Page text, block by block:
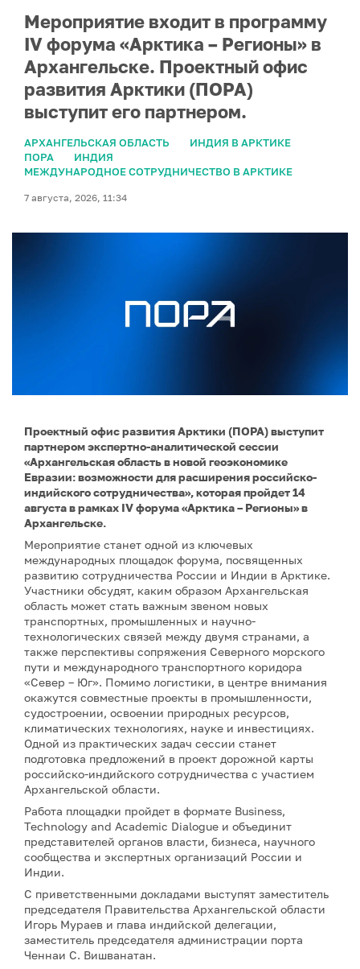
Мероприятие входит в программу
IV форума «Арктика – Регионы» в
Архангельске. Проектный офис
развития Арктики (ПОРА)
выступит его партнером.
АРХАНГЕЛЬСКАЯ ОБЛАСТЬ
ИНДИЯ В АРКТИКЕ
ПОРА
ИНДИЯ
МЕЖДУНАРОДНОЕ СОТРУДНИЧЕСТВО В АРКТИКЕ
7 августа, 2026, 11:34
Проектный офис развития Арктики (ПОРА) выступит
партнером экспертно-аналитической сессии
«Архангельская область в новой геоэкономике
Евразии: возможности для расширения российско-
индийского сотрудничества», которая пройдет 14
августа в рамках IV форума «Арктика – Регионы» в
Архангельске.
Мероприятие станет одной из ключевых
международных площадок форума, посвященных
развитию сотрудничества России и Индии в Арктике.
Участники обсудят, каким образом Архангельская
область может стать важным звеном новых
транспортных, промышленных и научно-
технологических связей между двумя странами, а
также перспективы сопряжения Северного морского
пути и международного транспортного коридора
«Север – Юг». Помимо логистики, в центре внимания
окажутся совместные проекты в промышленности,
судостроении, освоении природных ресурсов,
климатических технологиях, науке и инвестициях.
Одной из практических задач сессии станет
подготовка предложений в проект дорожной карты
российско-индийского сотрудничества с участием
Архангельской области.
Работа площадки пройдет в формате Business,
Technology and Academic Dialogue и объединит
представителей органов власти, бизнеса, научного
сообщества и экспертных организаций России и
Индии.
С приветственными докладами выступят заместитель
председателя Правительства Архангельской области
Игорь Мураев и глава индийской делегации,
заместитель председателя администрации порта
Ченнаи С. Вишванатан.